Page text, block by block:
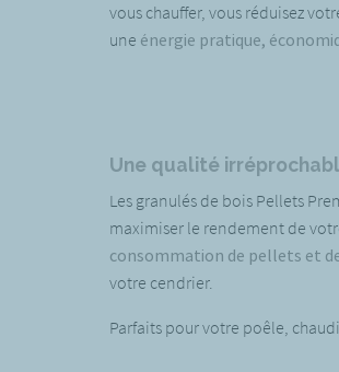
vous chauffer, vous réduisez
une énergie pratique,
Une qualité
Les granulés de bois Pellets
maximiser le rendement de
consommation de pellets et
votre cendrier.
Parfaits pour votre poêle,